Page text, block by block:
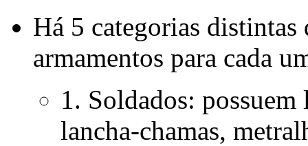
Há 5 categorias distintas
armamentos para cada
1. Soldados:
lancha-chamas,